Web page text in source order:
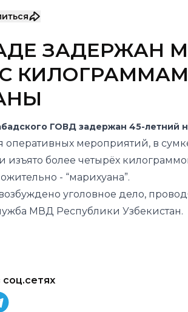
ЗАДЕРЖАН
ГОВД задержан 45-летний
мероприятий, в
изъято более четырёх
- “марихуана”.
уголовное дело,
МВД Республики Узбекистан.